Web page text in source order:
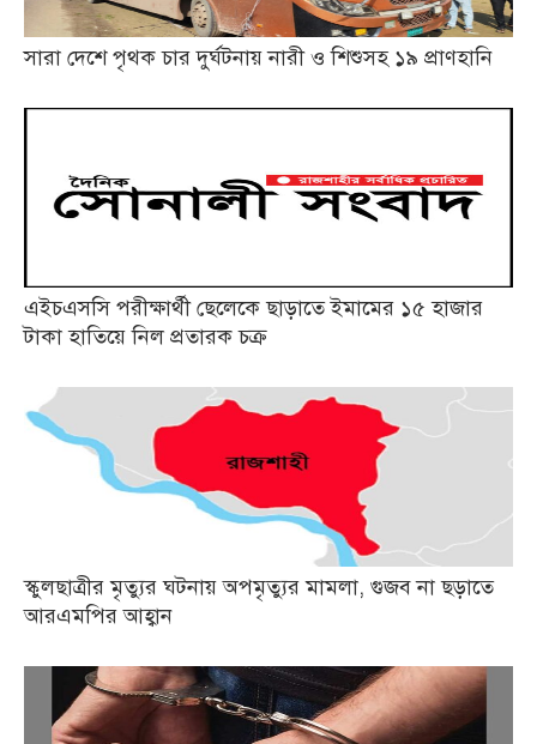
সারা দেশে পৃথক চার দুর্ঘটনায় নারী ও শিশুসহ ১৯ প্রাণহানি
এইচএসসি পরীক্ষার্থী ছেলেকে ছাড়াতে ইমামের ১৫ হাজার
টাকা হাতিয়ে নিল প্রতারক চক্র
স্কুলছাত্রীর মৃত্যুর ঘটনায় অপমৃত্যুর মামলা, গুজব না ছড়াতে
আরএমপির আহ্বান